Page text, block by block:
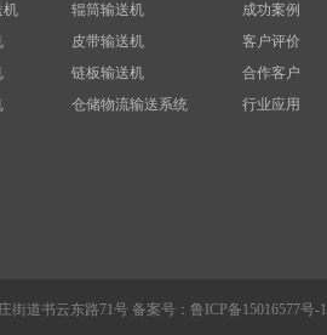
机
辊筒输送机
皮带输送机
链板输送机
仓储物流输送系统
成功案例
客户评价
合作客户
行业应用
道书云东路71号 备案号： 鲁ICP备15016577号-1